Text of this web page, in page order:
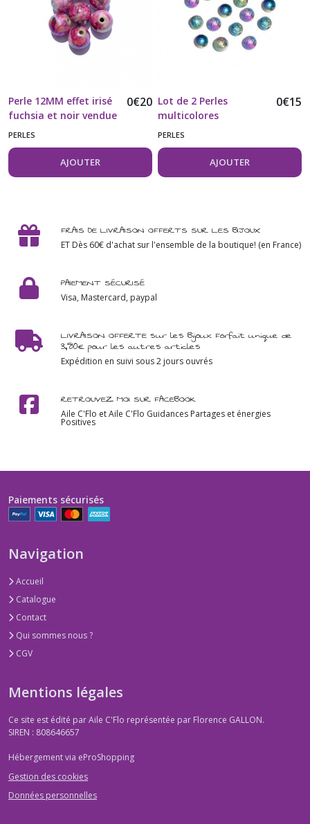
Perle 12MM effet irisé
fuchsia et noir vendue
à l'unité
0€20
PERLES
AJOUTER
Lot de 2 Perles
multicolores
acryliques aspect
0€15
PERLES
AJOUTER
FRAIS DE LIVRAISON OFFERTS SUR LES BIJOUX
ET Dès 60€ d'achat sur l'ensemble de la boutique! (en France)
PAIEMENT SÉCURISÉ
Visa, Mastercard, paypal
LIVRAISON OFFERTE sur les Bijoux Forfait unique de
3,80€ pour les autres articles
Expédition en suivi sous 2 jours ouvrés
RETROUVEZ MOI SUR FACEBOOK
Aile C'Flo et Aile C'Flo Guidances Partages et énergies
Positives
Paiements sécurisés
Navigation
Accueil
Catalogue
Contact
Qui sommes nous ?
CGV
Mentions légales
Ce site est édité par Aile C'Flo représentée par Florence GALLON.
SIREN : 808646657
Hébergement via eProShopping
Gestion des cookies
Données personnelles